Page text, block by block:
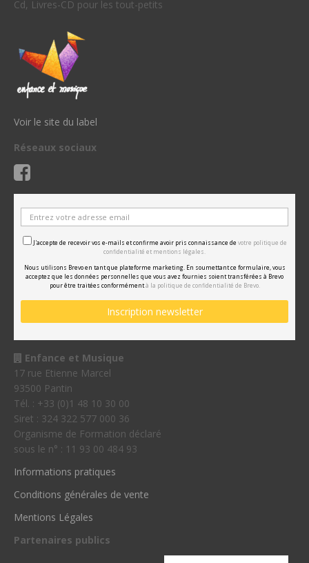
Cd, Livres-CD pour les tout-petits
Voir le site du label
Réseaux sociaux
J'accepte de recevoir vos e-mails et confirme avoir pris connaissance de votre politique de
confidentialité et mentions légales.
Nous utilisons Brevo en tant que plateforme marketing. En soumettant ce formulaire, vous
acceptez que les données personnelles que vous avez fournies soient transférées à Brevo
pour être traitées conformémentà la politique de confidentialité de Brevo.
Enfance et Musique
17 rue Etienne Marcel
93500 Pantin
Tél. : +33 (0)1 48 10 30 00
Siret : 324 322 577 000 36
Organisme de Formation déclaré
sous le n° : 11 93 00 484 93
Informations pratiques
Conditions générales de vente
Mentions Légales
Partenaires publics